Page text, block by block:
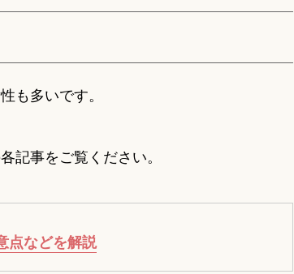
も多いです。
記事をご覧ください。
点などを解説